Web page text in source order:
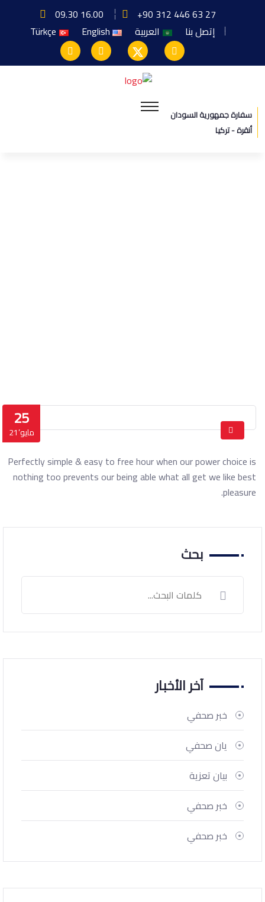
+90 312 446 63 27
09.30 16.00
إتصل بنا
العربية English
Türkçe
سفارة جمهورية السودان
أنقرة - تركيا
25
مايو’21
Perfectly simple & easy to free hour when our power choice is
nothing too prevents our being able what all get we like best
pleasure.
بحث
آخر الأخبار
خبر صحفي
يان صحفي
بيان تعزية
خبر صحفي
خبر صحفي